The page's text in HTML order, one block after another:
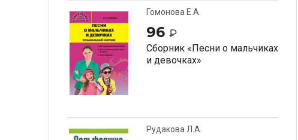
Гомонова Е.А.
96 ₽
Сборник «Песни о мальчиках
и девочках»
Рудакова Л.А.